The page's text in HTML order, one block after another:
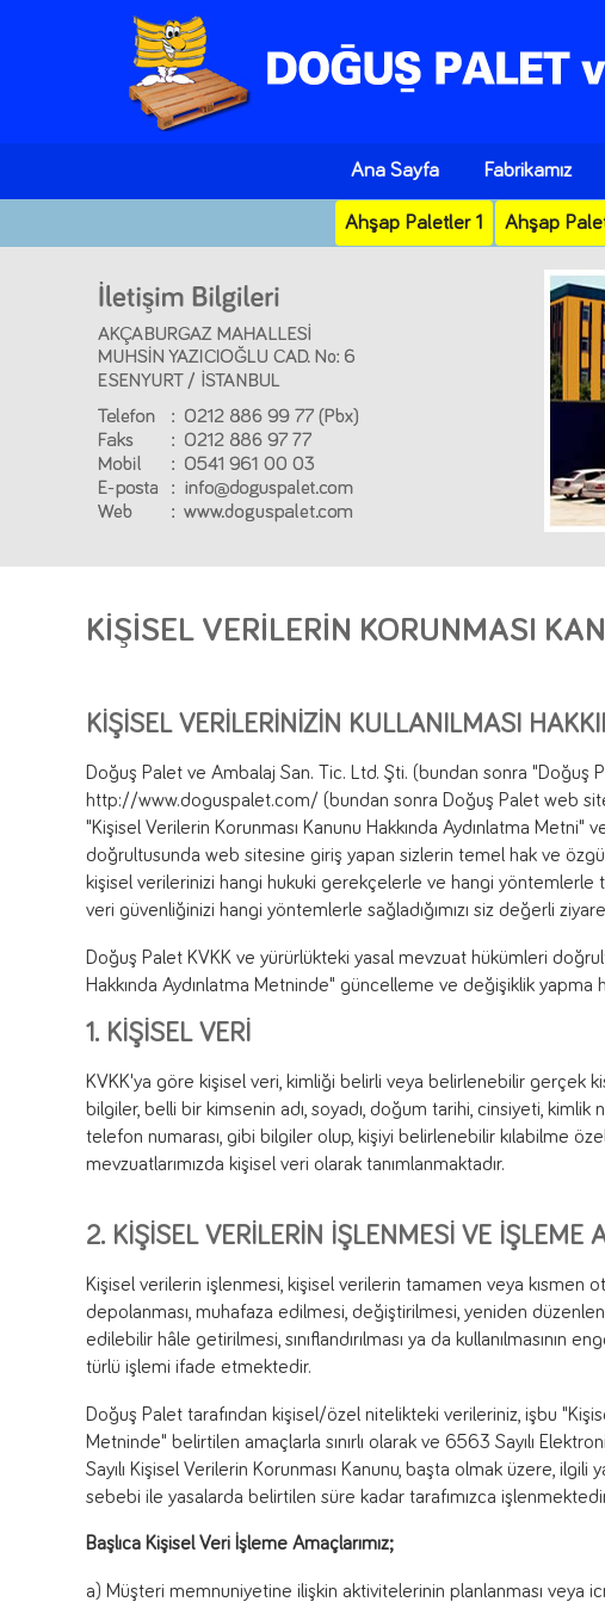
Ana Sayfa Fabrikamız
Ahşap Paletler 1 Ahşap
KİŞİSEL VERİLERİN KORUNMASI
KİŞİSEL VERİLERİNİZİN KULLANILMASI
Doğuş Palet ve Ambalaj San. Tic. Ltd. Şti. (bundan sonra "Doğuş
http://www.doguspalet.com/ (bundan sonra Doğuş Palet web
"Kişisel Verilerin Korunması Kanunu Hakkında Aydınlatma Metni"
doğrultusunda web sitesine giriş yapan sizlerin temel hak ve
kişisel verilerinizi hangi hukuki gerekçelerle ve hangi yöntemlerle
veri güvenliğinizi hangi yöntemlerle sağladığımızı siz değerli
Doğuş Palet KVKK ve yürürlükteki yasal mevzuat hükümleri
Hakkında Aydınlatma Metninde" güncelleme ve değişiklik yapma
1. KİŞİSEL VERİ
KVKK'ya göre kişisel veri, kimliği belirli veya belirlenebilir gerçek
bilgiler, belli bir kimsenin adı, soyadı, doğum tarihi, cinsiyeti,
telefon numarası, gibi bilgiler olup, kişiyi belirlenebilir kılabilme
mevzuatlarımızda kişisel veri olarak tanımlanmaktadır.
2. KİŞİSEL VERİLERİN İŞLENMESİ VE İŞLEME
Kişisel verilerin işlenmesi, kişisel verilerin tamamen veya kısmen
depolanması, muhafaza edilmesi, değiştirilmesi, yeniden
edilebilir hâle getirilmesi, sınıflandırılması ya da
türlü işlemi ifade etmektedir.
Doğuş Palet tarafından kişisel/özel nitelikteki verileriniz, işbu
Metninde" belirtilen amaçlarla sınırlı olarak ve 6563 Sayılı
Sayılı Kişisel Verilerin Korunması Kanunu, başta olmak üzere,
sebebi ile yasalarda belirtilen süre kadar tarafımızca
Başlıca Kişisel Veri İşleme Amaçlarımız;
a) Müşteri memnuniyetine ilişkin aktivitelerinin planlanması veya